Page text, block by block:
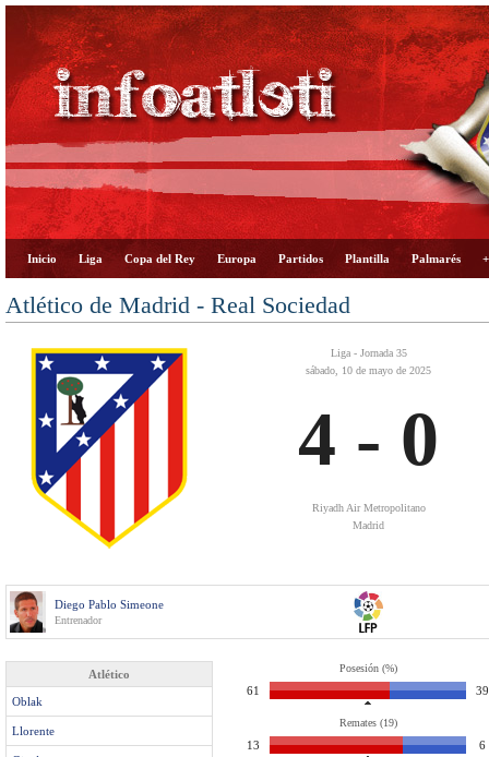
Inicio Liga Copa del Rey Europa Partidos Plantilla Palmarés
Atlético de Madrid - Real Sociedad
Liga - Jornada 35
sábado, 10 de mayo de 2025
4 - 0
Riyadh Air Metropolitano
Madrid
Diego Pablo Simeone
Entrenador
Atlético
Oblak
Llorente
Posesión (%)
61 39
Remates (19)
13 6